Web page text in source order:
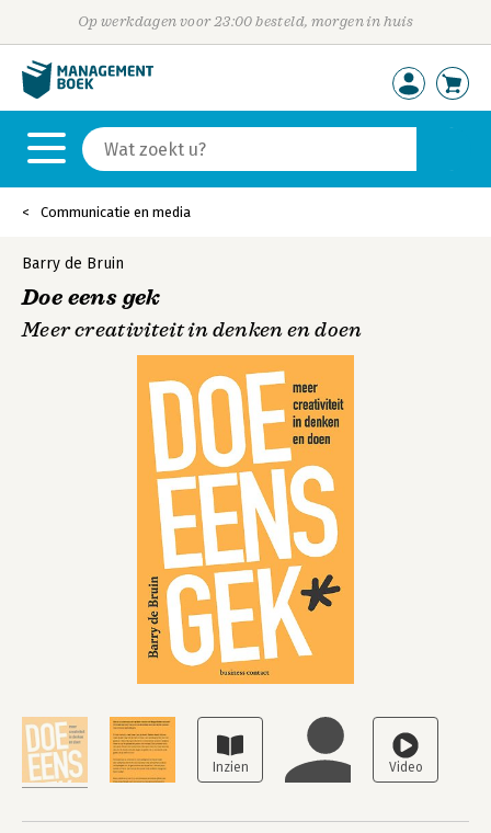
Op werkdagen voor 23:00 besteld, morgen in huis
Communicatie en media
Barry de Bruin
Doe eens gek
Meer creativiteit in denken en doen